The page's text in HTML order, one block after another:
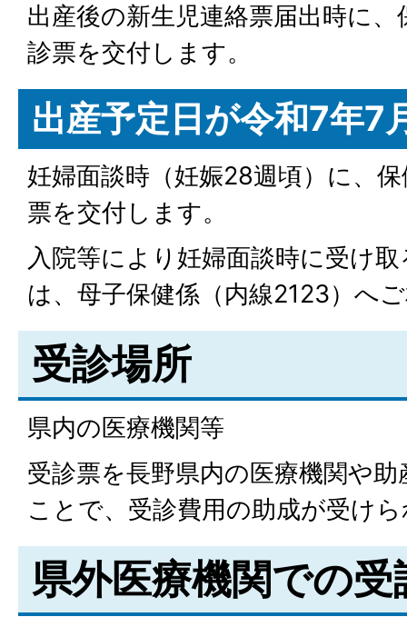
出産後の新生児連絡票届出時に
診票を交付します。
出産予定日が令和7年7
妊婦面談時（妊娠28週頃）に、
票を交付します。
入院等により妊婦面談時に受け
は、母子保健係（内線2123）へ
受診場所
県内の医療機関等
受診票を長野県内の医療機関や
ことで、受診費用の助成が受け
県外医療機関での